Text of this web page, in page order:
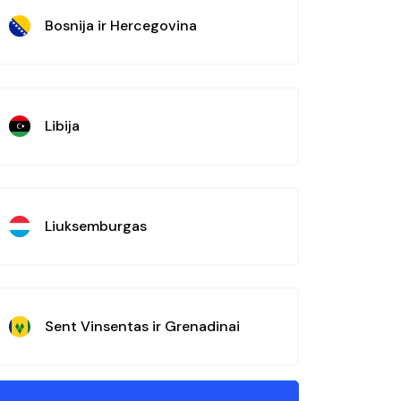
Bosnija ir Hercegovina
Libija
Liuksemburgas
Sent Vinsentas ir Grenadinai